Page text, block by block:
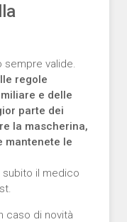
sempre valide.
regole
e delle
parte dei
la mascherina,
mantenete le
subito il medico
caso di novità